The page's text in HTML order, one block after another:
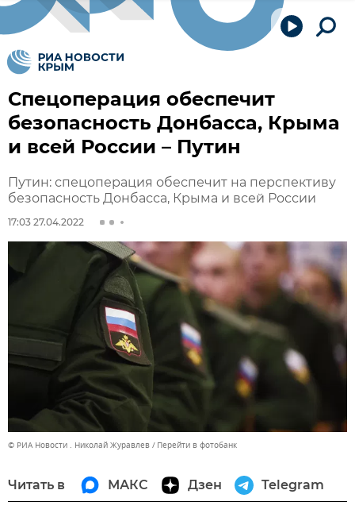
Спецоперация обеспечит
безопасность Донбасса, Крыма
и всей России – Путин
Путин: спецоперация обеспечит на перспективу
безопасность Донбасса, Крыма и всей России
17:03 27.04.2022
© РИА Новости . Николай Журавлев Перейти в фотобанк
Читать в МАКС Дзен Telegram